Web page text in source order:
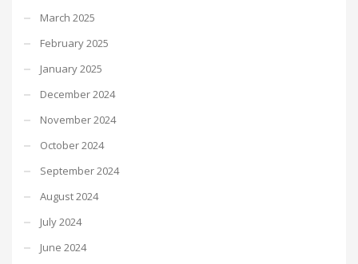
March 2025
February 2025
January 2025
December 2024
November 2024
October 2024
September 2024
August 2024
July 2024
June 2024